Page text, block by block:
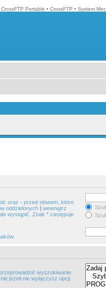
CrossFTP Portable • CrossFTP • System
oraz - przed słowem, które
oddzielonych | wewnątrz
wystąpić. Znak * zastępuje
wyszukiwanie.
jeżeli nie wyłączysz opcji